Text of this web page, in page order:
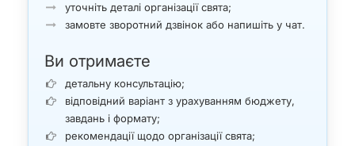
уточніть деталі організації свята;
замовте зворотний дзвінок або напишіть у чат.
Ви отримаєте
детальну консультацію;
відповідний варіант з урахуванням бюджету,
завдань і формату;
рекомендації щодо організації свята;